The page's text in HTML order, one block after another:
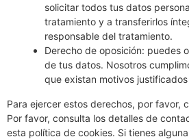
solicitar todos tus datos
tratamiento y a transferirlos
responsable del tratamiento.
Derecho de oposición: puedes
de tus datos. Nosotros
que existan motivos
Para ejercer estos derechos, por favor,
Por favor, consulta los detalles de
esta política de cookies. Si tienes